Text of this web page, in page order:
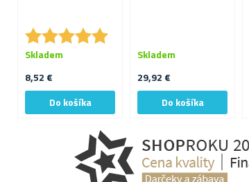
★★★★★
★★★★★
8,52 €
Skladem
29,92 €
Skladem